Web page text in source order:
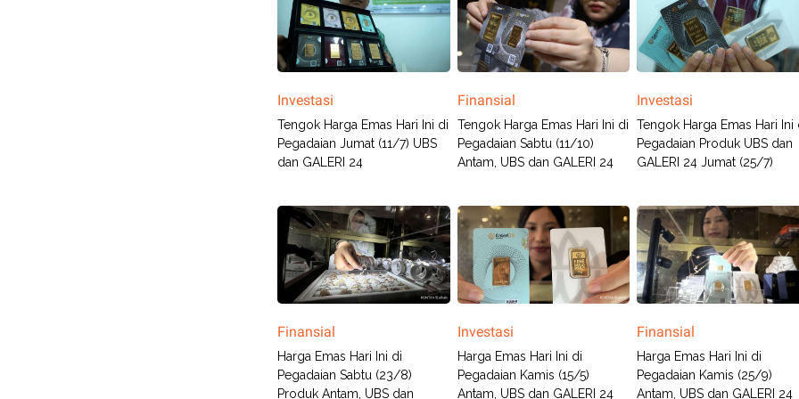
Investasi
Tengok Harga Emas Hari Ini di
Pegadaian Jumat (11/7) UBS
dan GALERI 24
Finansial
Tengok Harga Emas Hari Ini di
Pegadaian Sabtu (11/10)
Antam, UBS dan GALERI 24
Investasi
Tengok Harga Emas Hari Ini
Pegadaian Produk UBS dan
GALERI 24 Jumat (25/7)
Finansial
Harga Emas Hari Ini di
Pegadaian Sabtu (23/8)
Produk Antam, UBS dan
Investasi
Harga Emas Hari Ini di
Pegadaian Kamis (15/5)
Antam, UBS dan GALERI 24
Finansial
Harga Emas Hari Ini di
Pegadaian Kamis (25/9)
Antam, UBS dan GALERI 24